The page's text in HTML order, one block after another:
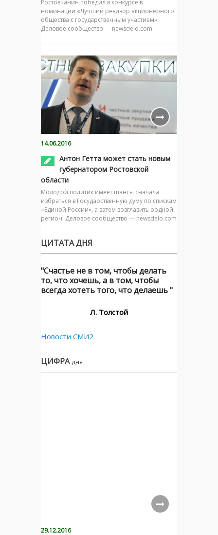
Ростовчанин победил в конкурсе в
номинации «Лучший ревизор акционерного
общества с государственным участием»
Деловое сообщество — newsdelo.com
14.06.2016
Антон Гетта может стать новым
губернатором Ростовской
области
Молодой политик имеет шансы сначала
избраться в Государственную думу по спискам
«Единой России», а затем возглавить родной
регион. Деловое сообщество — newsdelo.com
ЦИТАТА ДНЯ
"Счастье не в том, чтобы делать
то, что хочешь, а в том, чтобы
всегда хотеть того, что делаешь "
Л. Толстой
Новости СМИ2
ЦИФРА дня
29.12.2016